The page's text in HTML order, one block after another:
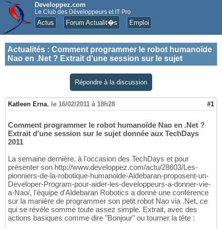
Developpez.com
Le Club des Développeurs et IT Pro
Actus Forum Actualit�s Emploi
Actualités : Comment programmer le robot humanoïde
Nao en .Net ? Extrait d'une session sur le sujet
Répondre à la discussion
Katleen Erna, le 16/02/2011 à 18h28 #1
Comment programmer le robot humanoïde Nao en .Net ?
Extrait d'une session sur le sujet donnée aux TechDays
2011
La semaine dernière, à l'occasion des TechDays et pour
présenter son http://www.developpez.com/actu/28603/Les-
pionniers-de-la-robotique-humanoide-Aldebaran-proposent-un-
Developer-Program-pour-aider-les-developpeurs-a-donner-vie-
a-Nao/, l'équipe d'Aldebaran Robotics a donné une conférence
sur la manière de programmer son petit robot Nao via .Net, ce
qui se révèle somme toute assez simple. Extrait, avec des
actions basiques comme dire "Bonjour" ou tourner la tête :